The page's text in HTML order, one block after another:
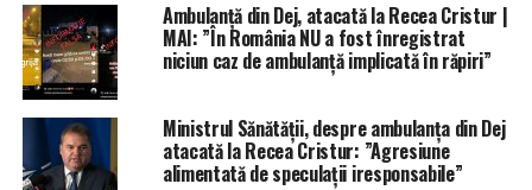
Ambulanță din Dej, atacată la Recea Cristur |
MAI: ”În România NU a fost înregistrat
niciun caz de ambulanță implicată în răpiri”
Ministrul Sănătății, despre ambulanța din Dej
atacată la Recea Cristur: ”Agresiune
alimentată de speculații iresponsabile”